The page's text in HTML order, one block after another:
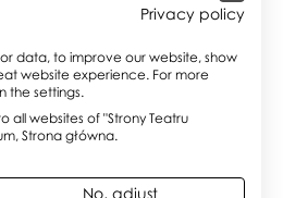
Privacy policy
data, to improve our website, show
website experience. For more
the settings.
all websites of "Strony Teatru
Strona główna.
No, adjust